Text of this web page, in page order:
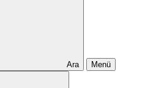
Ara Menü